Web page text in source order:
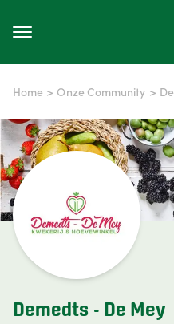
Home > Onze Community >
Demedts - De Mey